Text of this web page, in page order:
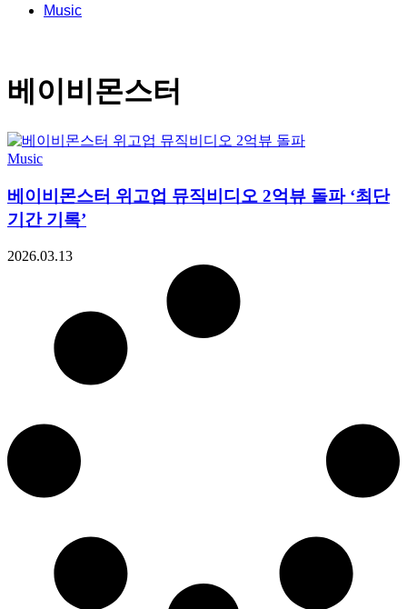
Music
베이비몬스터
Music
베이비몬스터 위고업 뮤직비디오 2억뷰 돌파 ‘최단
기간 기록’
2026.03.13